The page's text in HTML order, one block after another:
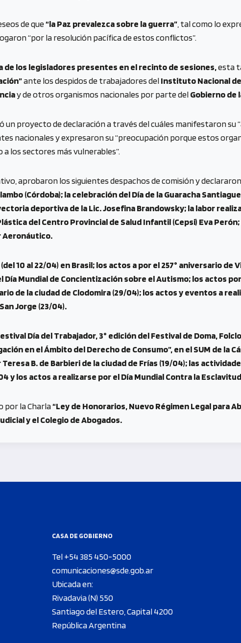
de que“la Paz prevalezca sobre la guerra” , tal como lo
“por la resolución pacífica de estos conflictos”.
de los legisladores presentes en el recinto de sesiones,esta
ante los despidos de trabajadores delInstituto Nacional
y de otros organismos nacionales por parte delGobierno de
un proyecto de declaración a través del cuáles manifestaron su
nacionales y expresaron su “preocupación porque estos
los sectores más vulnerables”.
aprobaron los siguientes despachos de comisión y
(Córdoba); la celebración del Día de la Guaracha
deportiva de la Lic. Josefina Brandowsky; la labor
del Centro Provincial de Salud Infantil (Cepsi) Eva
Aeronáutico.
10 al 22/04) en Brasil; los actos a por el 257° aniversario de
Mundial de Concientización sobre el Autismo; los actos
de la ciudad de Clodomira (29/04); los actos y eventos a
Jorge (23/04).
Día del Trabajador, 3° edición del Festival de Doma,
en el Ámbito del Derecho de Consumo”, en el SUM de la
B. de Barbieri de la ciudad de Frías (19/04); las
y los actos a realizarse por el Día Mundial Contra la
por la Charla“Ley de Honorarios, Nuevo Régimen Legal para
y el Colegio de Abogados.
CASA DE GOBIERNO
Tel +54 385 450-5000
comunicaciones@sde.gob.ar
Ubicada en:
Rivadavia (N) 550
Santiago del Estero, Capital 4200
República Argentina